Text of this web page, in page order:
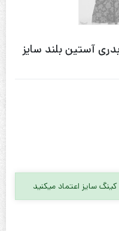
آستین بلند سایز
سایز اعتماد میکنید